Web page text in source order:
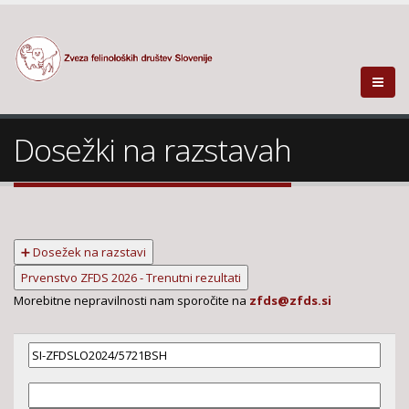
Dosežki na razstavah
➕ Dosežek na razstavi
Prvenstvo ZFDS 2026 - Trenutni rezultati
Morebitne nepravilnosti nam sporočite na zfds@zfds.si